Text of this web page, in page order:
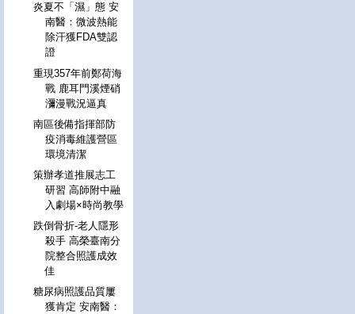
炎夏不「濕」態 安
南醫：微波熱能
除汗獲FDA雙認
證
重現357年前鄭荷海
戰 鹿耳門溪煙硝
瀰漫戰況逼真
南區後備指揮部防
疫消毒維護營區
環境清潔
策辦孝道推展志工
研習 高師附中融
入劇場×時尚教學
跌倒骨折-老人隱形
殺手 高榮臺南分
院整合照護成效
佳
糖尿病照護品質屢
獲肯定 安南醫：